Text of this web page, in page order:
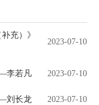
充）》
2023-07-10
李若凡 2023-07-10
刘长龙 2023-07-10